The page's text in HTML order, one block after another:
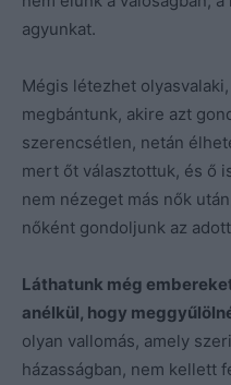
agyunkat.
Mégis létezhet
megbántunk, akire azt
szerencsétlen, netán
mert őt választottuk, és ő
nem nézeget más nők
nőként gondoljunk az
Láthatunk még
anélkül, hogy
olyan vallomás, amely
házasságban, nem kellett